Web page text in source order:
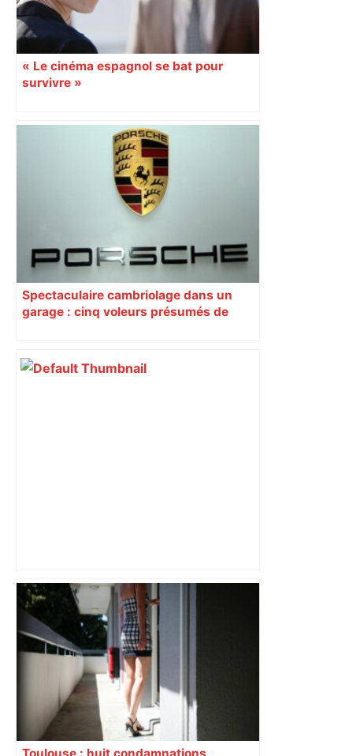
« Le cinéma espagnol se bat pour
survivre »
Spectaculaire cambriolage dans un
garage : cinq voleurs présumés de
Près de Toulouse : dans cette zone
économique, un axe majeur va être
fermé en fin de soirée, voici les
déviations – Actu.fr